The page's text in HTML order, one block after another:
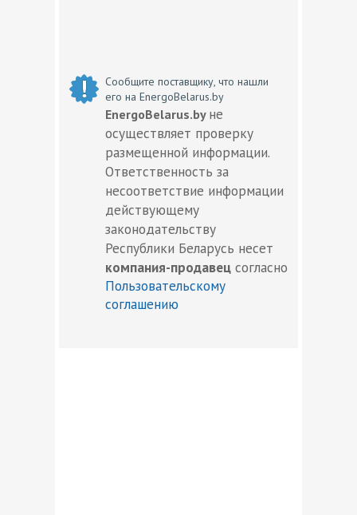
Сообщите поставщику, что нашли
его на EnergoBelarus.by
EnergoBelarus.by не
осуществляет проверку
размещенной информации.
Ответственность за
несоответствие информации
действующему
законодательству
Республики Беларусь несет
компания-продавец согласно
Пользовательскому
соглашению